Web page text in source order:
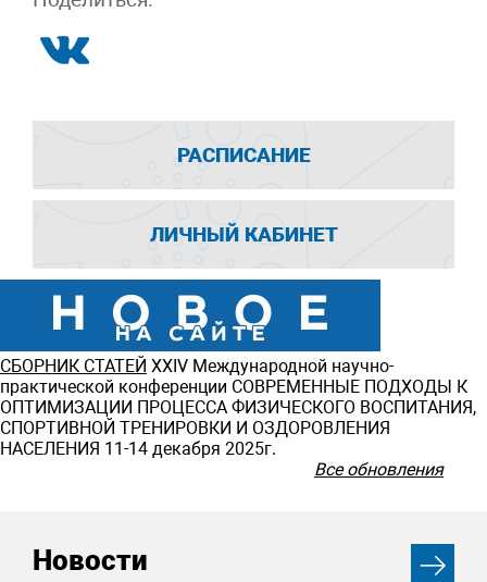
РАСПИСАНИЕ
ЛИЧНЫЙ КАБИНЕТ
СБОРНИК СТАТЕЙ ХXIV Международной научно-
практической конференции СОВРЕМЕННЫЕ ПОДХОДЫ К
ОПТИМИЗАЦИИ ПРОЦЕССА ФИЗИЧЕСКОГО ВОСПИТАНИЯ,
СПОРТИВНОЙ ТРЕНИРОВКИ И ОЗДОРОВЛЕНИЯ
НАСЕЛЕНИЯ 11-14 декабря 2025г.
Все обновления
Новости